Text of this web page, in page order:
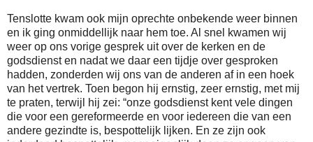
Tenslotte kwam ook mijn oprechte onbekende weer binnen
en ik ging onmiddellijk naar hem toe. Al snel kwamen wij
weer op ons vorige gesprek uit over de kerken en de
godsdienst en nadat we daar een tijdje over gesproken
hadden, zonderden wij ons van de anderen af in een hoek
van het vertrek. Toen begon hij ernstig, zeer ernstig, met mij
te praten, terwijl hij zei: “onze godsdienst kent vele dingen
die voor een gereformeerde en voor iedereen die van een
andere gezindte is, bespottelijk lijken. En ze zijn ook